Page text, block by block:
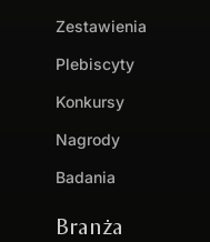
Zestawienia
Plebiscyty
Konkursy
Nagrody
Badania
Branża